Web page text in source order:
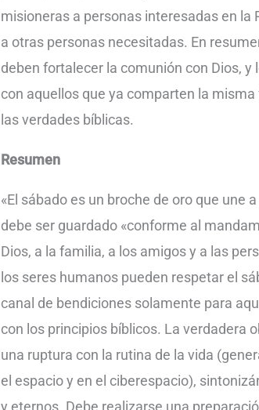
misioneras a personas interesadas en la
a otras personas necesitadas. En
deben fortalecer la comunión con Dios,
con aquellos que ya comparten la
las verdades bíblicas.
Resumen
«El sábado es un broche de oro que une
debe ser guardado «conforme al
Dios, a la familia, a los amigos y a las
los seres humanos pueden respetar el
canal de bendiciones solamente para
con los principios bíblicos. La verdadera
una ruptura con la rutina de la vida
el espacio y en el ciberespacio),